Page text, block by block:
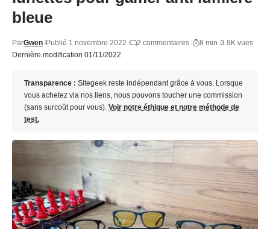
bleue
Dernière modification 01/11/2022
ParGwen Publié 1 novembre 2022 2 commentaires 8 min 3.9K vues
Transparence : Sitegeek reste indépendant grâce à vous. Lorsque
vous achetez via nos liens, nous pouvons toucher une commission
(sans surcoût pour vous). Voir notre éthique et notre méthode de
test.